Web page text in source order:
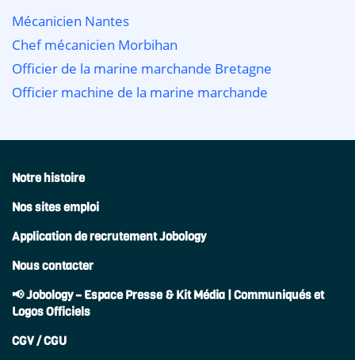
Mécanicien Nantes
Chef mécanicien Morbihan
Officier de la marine marchande Bretagne
Officier machine de la marine marchande
Notre histoire
Nos sites emploi
Application de recrutement Jobology
Nous contacter
📢 Jobology – Espace Presse & Kit Média | Communiqués et
Logos Officiels
CGV / CGU